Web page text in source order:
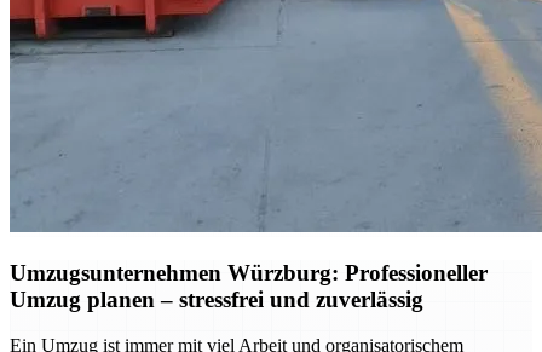
Umzugsunternehmen Würzburg: Professioneller
Umzug planen – stressfrei und zuverlässig
Ein Umzug ist immer mit viel Arbeit und organisatorischem